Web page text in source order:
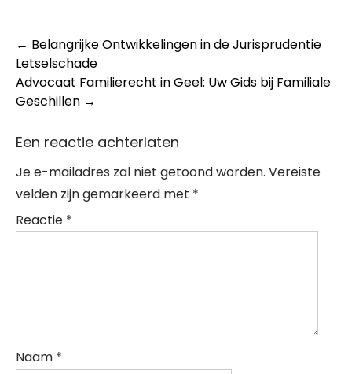
Post
navigation
← Belangrijke Ontwikkelingen in de Jurisprudentie
Letselschade
Advocaat Familierecht in Geel: Uw Gids bij Familiale
Geschillen →
Een reactie achterlaten
Je e-mailadres zal niet getoond worden. Vereiste
velden zijn gemarkeerd met *
Reactie *
Naam *